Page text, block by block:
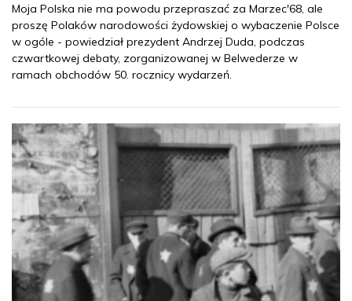
Moja Polska nie ma powodu przepraszać za Marzec'68, ale
proszę Polaków narodowości żydowskiej o wybaczenie Polsce
w ogóle - powiedział prezydent Andrzej Duda, podczas
czwartkowej debaty, zorganizowanej w Belwederze w
ramach obchodów 50. rocznicy wydarzeń.